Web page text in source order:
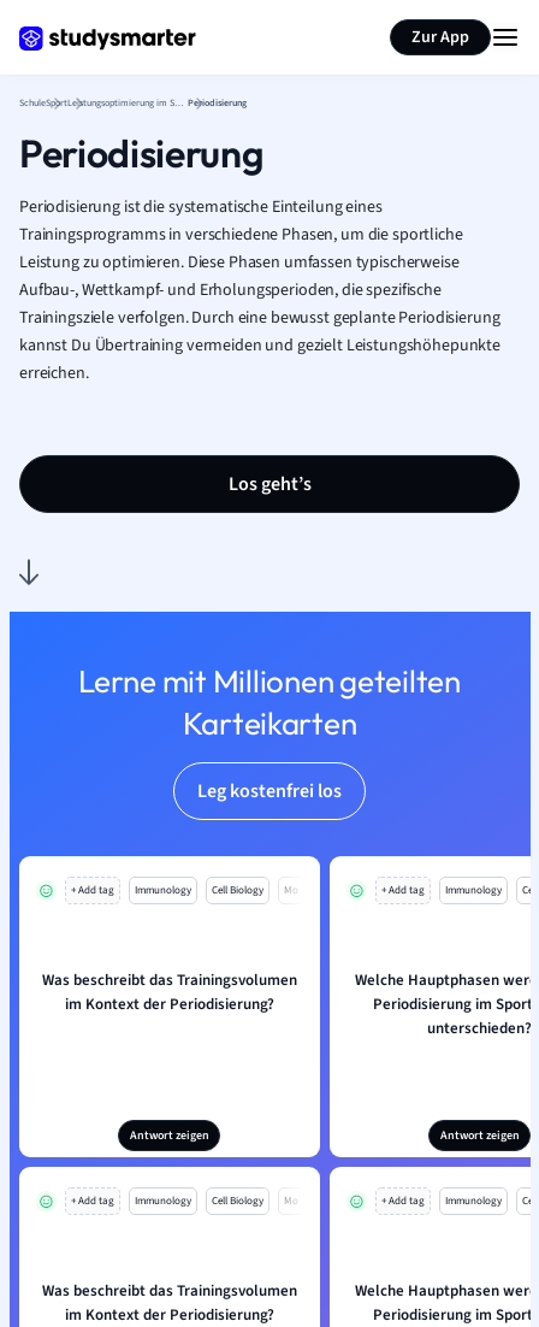
Zur App
SchuleSport Leistungsoptimierung im Sport Periodisierung
Periodisierung
Periodisierung ist die systematische Einteilung eines
Trainingsprogramms in verschiedene Phasen, um die sportliche
Leistung zu optimieren. Diese Phasen umfassen typischerweise
Aufbau-, Wettkampf- und Erholungsperioden, die spezifische
Trainingsziele verfolgen. Durch eine bewusst geplante Periodisierung
kannst Du Übertraining vermeiden und gezielt Leistungshöhepunkte
erreichen.
Los geht’s
Lerne mit Millionen geteilten
Karteikarten
Leg kostenfrei los
+ Add tag Immunology Cell Biology Mo
Was beschreibt das Trainingsvolumen
im Kontext der Periodisierung?
Antwort zeigen
+ Add tag Immunology
Welche Hauptphasen
Periodisierung im
unterschieden?
Antwort zeigen
+ Add tag Immunology Cell Biology Mo
Was beschreibt das Trainingsvolumen
im Kontext der Periodisierung?
+ Add tag Immunology
Welche Hauptphasen
Periodisierung im
Seite zusammenfassen